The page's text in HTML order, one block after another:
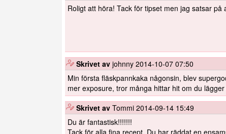
Roligt att höra! Tack för tipset men jag satsar
Skrivet av johnny 2014-10-07 07:50
Min första fläskpannkaka någonsin, blev
mer exposure, tror många hittar hit om du
Skrivet av Tommi 2014-09-14 15:49
Du är fantastisk!!!!!!!
Tack för alla fina recept. Du har räddat en